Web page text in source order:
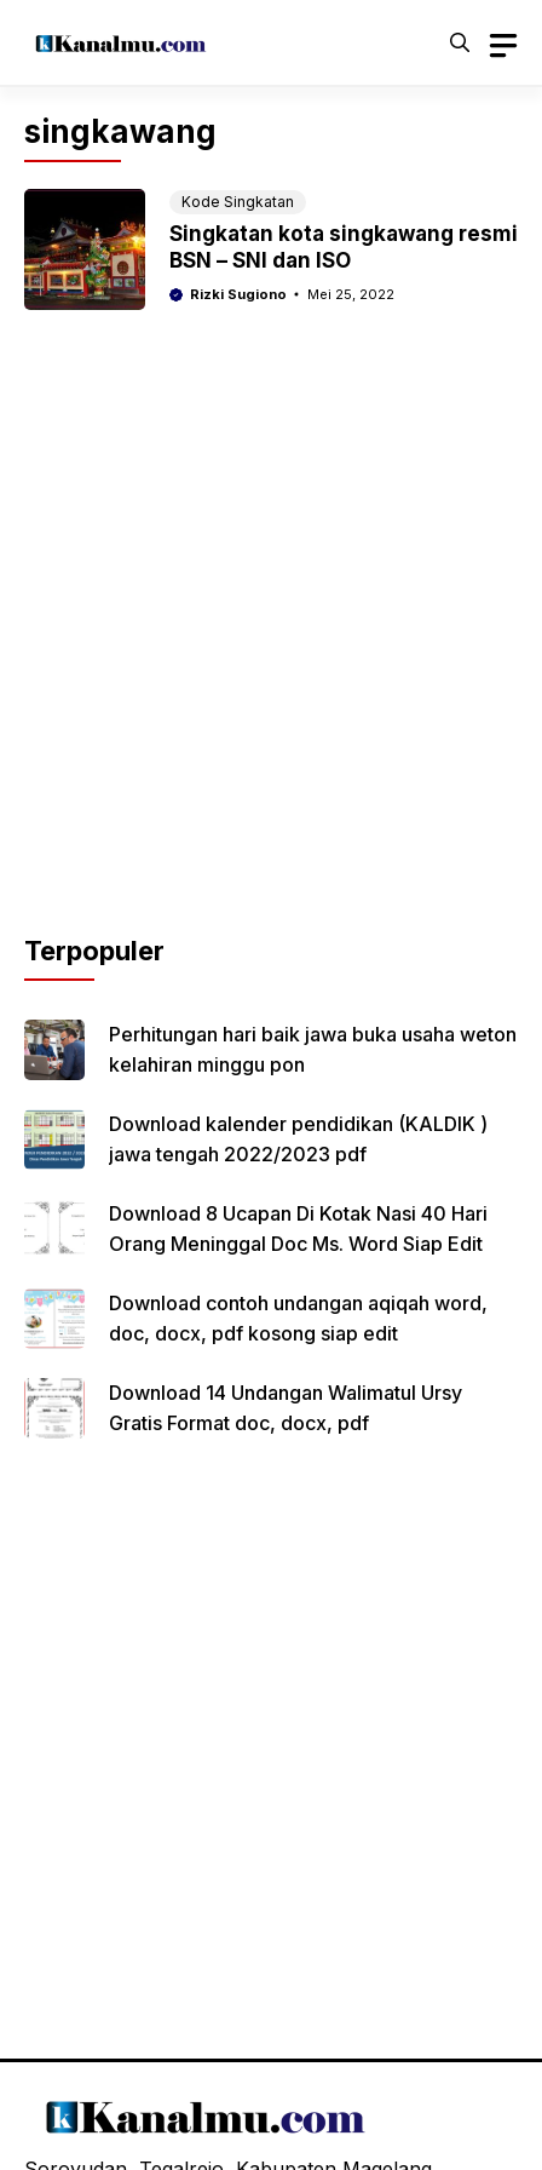
singkawang
Kode Singkatan
Singkatan kota singkawang resmi
BSN – SNI dan ISO
Rizki Sugiono Mei 25, 2022
Terpopuler
Perhitungan hari baik jawa buka usaha weton
kelahiran minggu pon
Download kalender pendidikan (KALDIK )
jawa tengah 2022/2023 pdf
Download 8 Ucapan Di Kotak Nasi 40 Hari
Orang Meninggal Doc Ms. Word Siap Edit
Download contoh undangan aqiqah word,
doc, docx, pdf kosong siap edit
Download 14 Undangan Walimatul Ursy
Gratis Format doc, docx, pdf